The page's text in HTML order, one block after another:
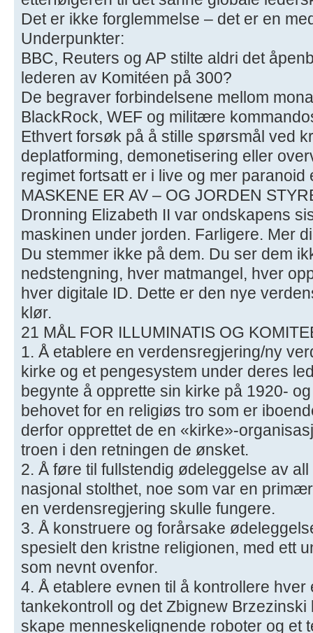
Det er ikke forglemmelse – det er en
Underpunkter:
BBC, Reuters og AP stilte aldri det
lederen av Komitéen på 300?
De begraver forbindelsene mellom
BlackRock, WEF og militære
Ethvert forsøk på å stille spørsmål ved
deplatforming, demonetisering eller
regimet fortsatt er i live og mer paranoid
MASKENE ER AV – OG JORDEN
Dronning Elizabeth II var ondskapens
maskinen under jorden. Farligere. Mer
Du stemmer ikke på dem. Du ser dem
nedstengning, hver matmangel, hver
hver digitale ID. Dette er den nye
klør.
21 MÅL FOR ILLUMINATIS OG
1. Å etablere en verdensregjering/ny
kirke og et pengesystem under deres
begynte å opprette sin kirke på 1920-
behovet for en religiøs tro som er
derfor opprettet de en «kirke»-
troen i den retningen de ønsket.
2. Å føre til fullstendig ødeleggelse av
nasjonal stolthet, noe som var en
en verdensregjering skulle fungere.
3. Å konstruere og forårsake
spesielt den kristne religionen, med ett
som nevnt ovenfor.
4. Å etablere evnen til å kontrollere
tankekontroll og det Zbignew
skape menneskelignende roboter og et